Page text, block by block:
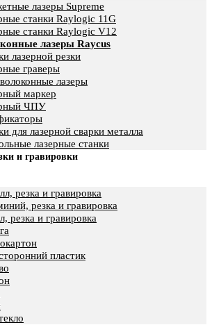
лазеры Supreme
станки Raylogic 11G
станки Raylogic V12
лазеры Raycus
лазерной резки
граверы
лазеры
маркер
ЧПУ
для лазерной сварки металла
лазерные станки
и гравировки
резка и гравировка
резка и гравировка
резка и гравировка
пластик